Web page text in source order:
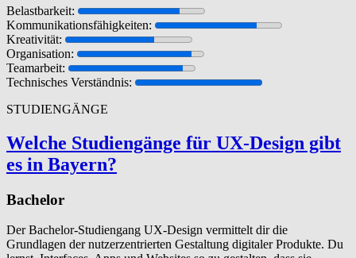
Belastbarkeit:
Kommunikationsfähigkeiten:
Kreativität:
Organisation:
Teamarbeit:
Technisches Verständnis:
STUDIENGÄNGE
Welche Stu­di­engänge für UX-Design gibt
es in Bayern?
Bachelor
Der Bachelor-Studiengang UX-Design vermittelt dir die
Grundlagen der nutzerzentrierten Gestaltung digitaler Produkte. Du